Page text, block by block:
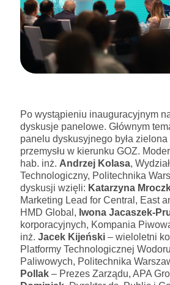
Po wystąpieniu inauguracyjnym
dyskusje panelowe. Głównym
panelu dyskusyjnego była
przemysłu w kierunku GOZ.
hab. inż. Andrzej Kolasa,
Technologiczny, Politechnika
dyskusji wzięli: Katarzyna
Marketing Lead for Central, East
HMD Global, Iwona Jacaszek-
korporacyjnych, Kompania
inż. Jacek Kijeński – wieloletni
Platformy Technologicznej
Paliwowych, Politechnika
Pollak – Prezes Zarządu, APA